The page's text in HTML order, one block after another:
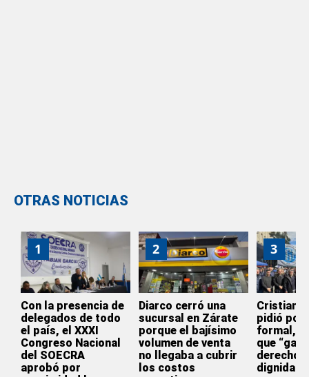
OTRAS NOTICIAS
1
Con la presencia de
delegados de todo
el país, el XXXI
Congreso Nacional
del SOECRA
aprobó por
2
Diarco cerró una
sucursal en Zárate
porque el bajísimo
volumen de venta
no llegaba a cubrir
los costos
3
Cristian
pidió por
formal,
que
derechos
dignidad”